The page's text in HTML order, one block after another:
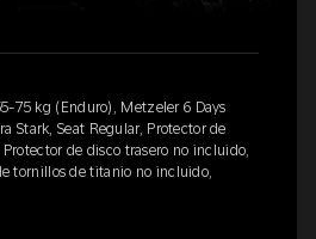
75 kg (Enduro), Metzeler 6 Days
Stark, Seat Regular, Protector de
de disco trasero no incluido,
tornillos de titanio no incluido,